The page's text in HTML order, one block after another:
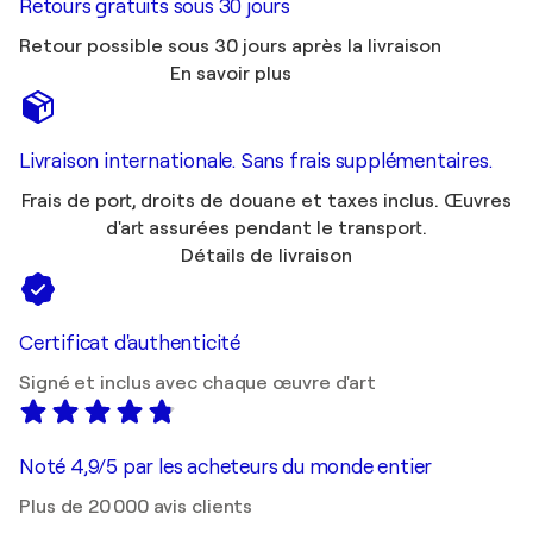
Retours gratuits sous 30 jours
Retour possible sous 30 jours après la livraison
En savoir plus
Livraison internationale. Sans frais supplémentaires.
Frais de port, droits de douane et taxes inclus. Œuvres
d'art assurées pendant le transport.
Détails de livraison
Certificat d'authenticité
Signé et inclus avec chaque œuvre d'art
Noté 4,9/5 par les acheteurs du monde entier
Plus de 20 000 avis clients